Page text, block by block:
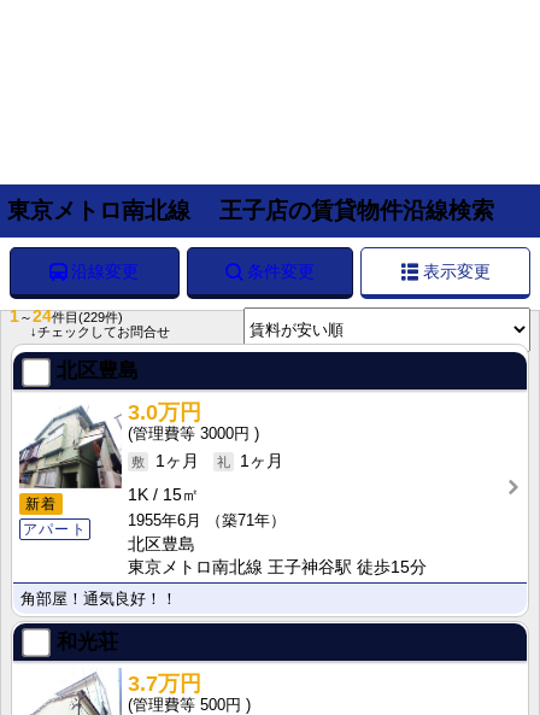
東京メトロ南北線 王子店の賃貸物件沿線検索
沿線変更 条件変更 表示変更
1～24件目 (229件)
↓チェックしてお問合せ
北区豊島
新着
アパート
3.0万円
3000円
1ヶ月
1ヶ月
1K
15㎡
1955年6月
（築71年）
北区豊島
東京メトロ南北線 王子神谷駅 徒歩15分
角部屋！通気良好！！
和光荘
3.7万円
500円